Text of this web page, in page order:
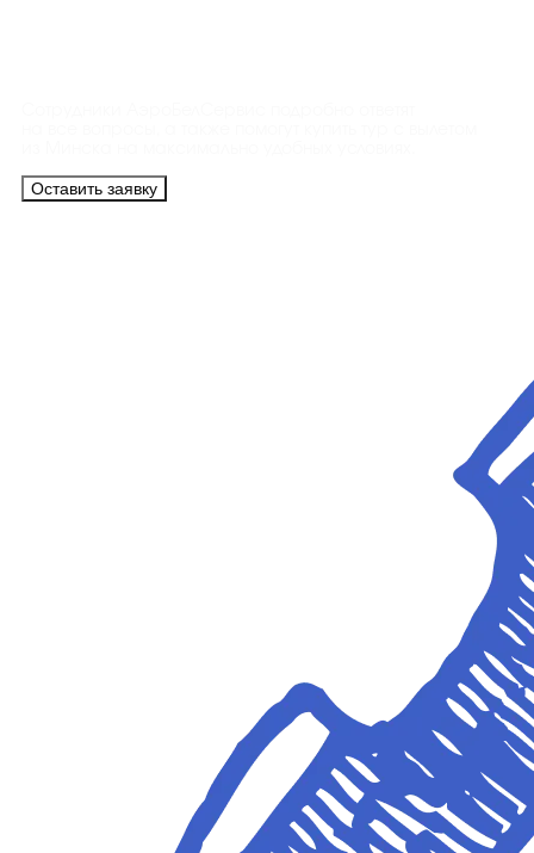
Оставить заявку